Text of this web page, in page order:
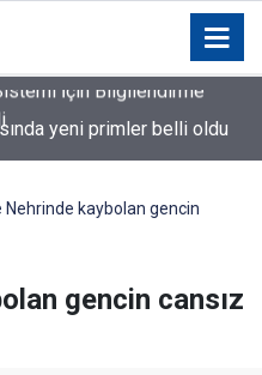
yeni primler belli oldu
Nehrinde kaybolan gencin
gencin cansız